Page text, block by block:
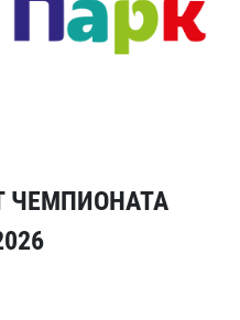
ЧЕМПИОНАТА